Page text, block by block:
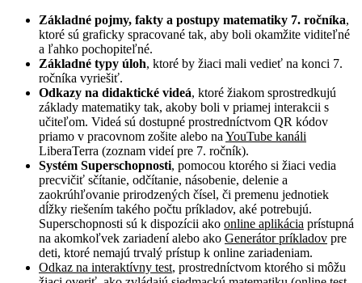
Základné pojmy, fakty a postupy matematiky 7. ročníka,
ktoré sú graficky spracované tak, aby boli okamžite viditeľné
a ľahko pochopiteľné.
Základné typy úloh, ktoré by žiaci mali vedieť na konci 7.
ročníka vyriešiť.
Odkazy na didaktické videá, ktoré žiakom sprostredkujú
základy matematiky tak, akoby boli v priamej interakcii s
učiteľom. Videá sú dostupné prostredníctvom QR kódov
priamo v pracovnom zošite alebo na YouTube kanáli
LiberaTerra (zoznam videí pre 7. ročník).
Systém Superschopnosti, pomocou ktorého si žiaci vedia
precvičiť sčítanie, odčítanie, násobenie, delenie a
zaokrúhľovanie prirodzených čísel, či premenu jednotiek
dĺžky riešením takého počtu príkladov, aké potrebujú.
Superschopnosti sú k dispozícii ako online aplikácia prístupná
na akomkoľvek zariadení alebo ako Generátor príkladov pre
deti, ktoré nemajú trvalý prístup k online zariadeniam.
Odkaz na interaktívny test, prostredníctvom ktorého si môžu